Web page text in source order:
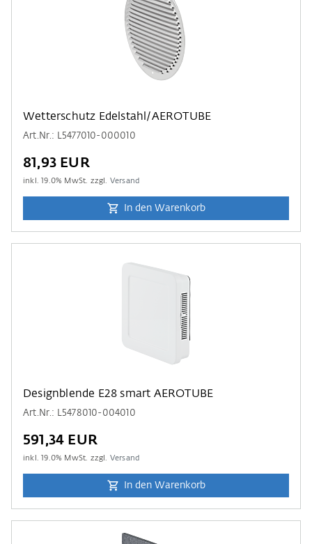
Wetterschutz Edelstahl/AEROTUBE
Art.Nr.: L5477010-000010
81,93 EUR
inkl.19.0% MwSt. zzgl. Versand
In den Warenkorb
Designblende E28 smart AEROTUBE
Art.Nr.: L5478010-004010
591,34 EUR
inkl.19.0% MwSt. zzgl. Versand
In den Warenkorb